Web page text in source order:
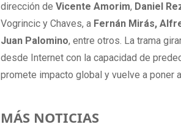
dirección deVicente Amorim, Daniel
Vogrincic y Chaves, a Fernán Mirás,
Juan Palomino, entre otros. La trama
desde Internet con la capacidad de
promete impacto global y vuelve a poner
MÁS NOTICIAS